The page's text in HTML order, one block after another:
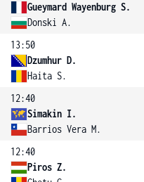
Gueymard Wayenburg S.
Donski A.
13:50
Dzumhur D.
Haita S.
12:40
Simakin I.
Barrios Vera M.
12:40
Piros Z.